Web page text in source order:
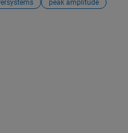
peak amplitude